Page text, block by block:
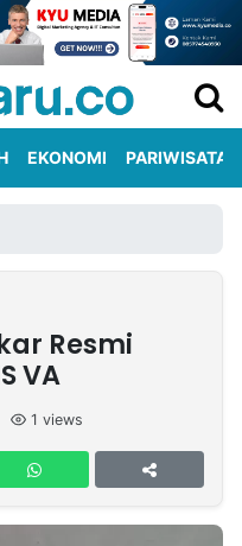
EKONOMI PARIWISATA
Resmi
VA
1 views